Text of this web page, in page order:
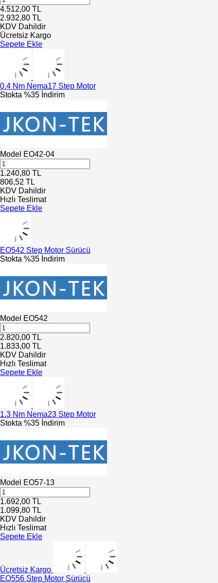
4.512,00 TL
2.932,80 TL
KDV Dahildir
Ücretsiz Kargo
Sepete Ekle
0.4 Nm Nema17 Step Motor
Stokta %35 İndirim
Model EO42-04
1.240,80 TL
806,52 TL
KDV Dahildir
Hızlı Teslimat
Sepete Ekle
EO542 Step Motor Sürücü
Stokta %35 İndirim
Model EO542
2.820,00 TL
1.833,00 TL
KDV Dahildir
Hızlı Teslimat
Sepete Ekle
1.3 Nm Nema23 Step Motor
Stokta %35 İndirim
Model EO57-13
1.692,00 TL
1.099,80 TL
KDV Dahildir
Hızlı Teslimat
Sepete Ekle
Ücretsiz Kargo
EO556 Step Motor Sürücü